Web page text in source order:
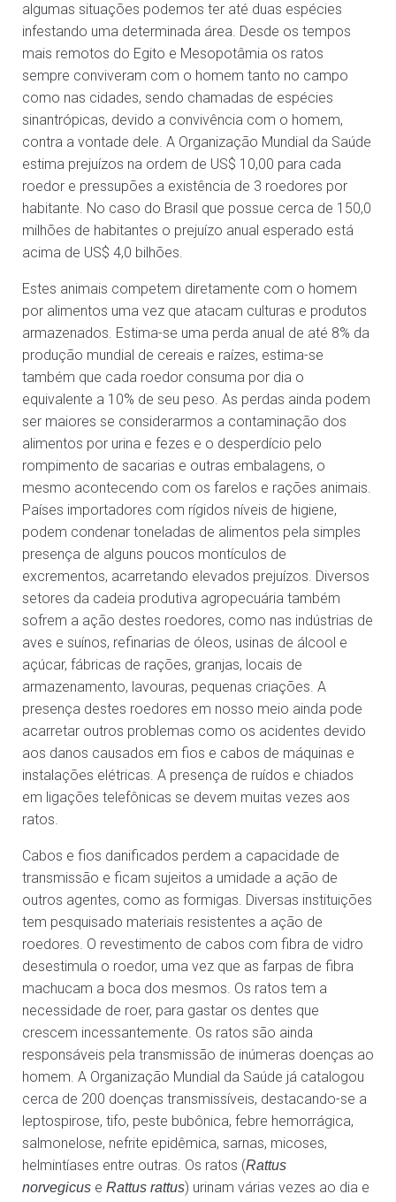
algumas situações podemos ter até duas espécies
infestando uma determinada área. Desde os tempos
mais remotos do Egito e Mesopotâmia os ratos
sempre conviveram com o homem tanto no campo
como nas cidades, sendo chamadas de espécies
sinantrópicas, devido a convivência com o homem,
contra a vontade dele. A Organização Mundial da Saúde
estima prejuízos na ordem de US$ 10,00 para cada
roedor e pressupões a existência de 3 roedores por
habitante. No caso do Brasil que possue cerca de 150,0
milhões de habitantes o prejuízo anual esperado está
acima de US$ 4,0 bilhões.
Estes animais competem diretamente com o homem
por alimentos uma vez que atacam culturas e produtos
armazenados. Estima-se uma perda anual de até 8% da
produção mundial de cereais e raízes, estima-se
também que cada roedor consuma por dia o
equivalente a 10% de seu peso. As perdas ainda podem
ser maiores se considerarmos a contaminação dos
alimentos por urina e fezes e o desperdício pelo
rompimento de sacarias e outras embalagens, o
mesmo acontecendo com os farelos e rações animais.
Países importadores com rígidos níveis de higiene,
podem condenar toneladas de alimentos pela simples
presença de alguns poucos montículos de
excrementos, acarretando elevados prejuízos. Diversos
setores da cadeia produtiva agropecuária também
sofrem a ação destes roedores, como nas indústrias de
aves e suínos, refinarias de óleos, usinas de álcool e
açúcar, fábricas de rações, granjas, locais de
armazenamento, lavouras, pequenas criações. A
presença destes roedores em nosso meio ainda pode
acarretar outros problemas como os acidentes devido
aos danos causados em fios e cabos de máquinas e
instalações elétricas. A presença de ruídos e chiados
em ligações telefônicas se devem muitas vezes aos
ratos.
Cabos e fios danificados perdem a capacidade de
transmissão e ficam sujeitos a umidade a ação de
outros agentes, como as formigas. Diversas instituições
tem pesquisado materiais resistentes a ação de
roedores. O revestimento de cabos com fibra de vidro
desestimula o roedor, uma vez que as farpas de fibra
machucam a boca dos mesmos. Os ratos tem a
necessidade de roer, para gastar os dentes que
crescem incessantemente. Os ratos são ainda
responsáveis pela transmissão de inúmeras doenças ao
homem. A Organização Mundial da Saúde já catalogou
cerca de 200 doenças transmissíveis, destacando-se a
leptospirose, tifo, peste bubônica, febre hemorrágica,
salmonelose, nefrite epidêmica, sarnas, micoses,
helmintíases entre outras. Os ratos (Rattus
norvegicus e Rattus rattus) urinam várias vezes ao dia e